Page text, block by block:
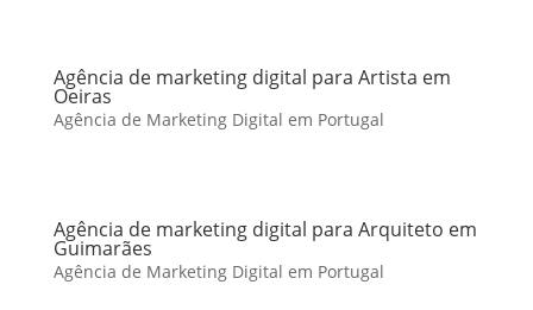
Agência de marketing digital para Artista em
Oeiras
Agência de Marketing Digital em Portugal
Agência de marketing digital para Arquiteto em
Guimarães
Agência de Marketing Digital em Portugal